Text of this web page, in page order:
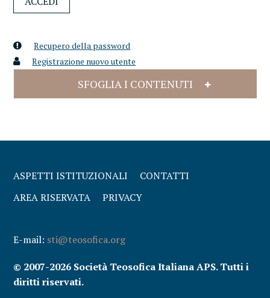
Recupero della password
Registrazione nuovo utente
SFOGLIA I CONTENUTI
ASPETTI ISTITUZIONALI
CONTATTI
AREA RISERVATA
PRIVACY
E-mail: sti@teosofica.org
© 2007-2026 Società Teosofica Italiana APS. Tutti i
diritti riservati.